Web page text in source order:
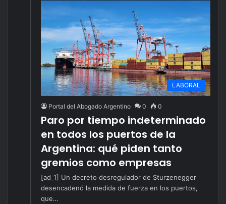
LABORAL
Portal del Abogado Argentino 0 0
Paro por tiempo indeterminado
en todos los puertos de la
Argentina: qué piden tanto
gremios como empresas
[ad_1] Un decreto desregulador de Sturzenegger
desencadenó la medida de fuerza en los puertos,
que…